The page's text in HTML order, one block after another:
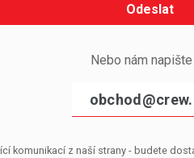
Odeslat
Nebo nám
komunikací z naší strany - budete